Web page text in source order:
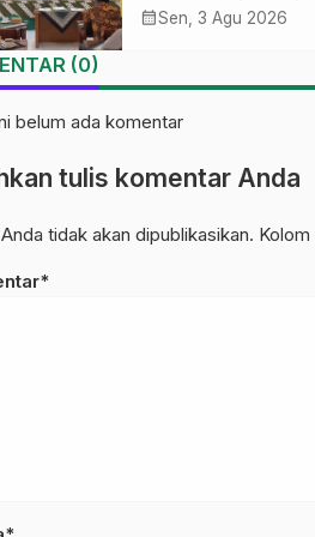
Ma’arif NU
calendar_monthSen, 3 Agu 2026
(0)
belum ada komentar
tulis komentar Anda
Anda tidak akan dipublikasikan.